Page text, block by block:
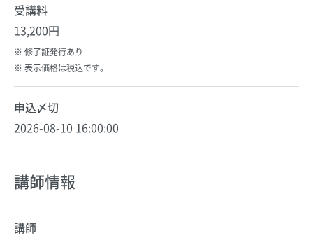
受講料
13,200円
修了証発行あり
表示価格は税込です。
申込〆切
2026-08-10 16:00:00
講師情報
講師